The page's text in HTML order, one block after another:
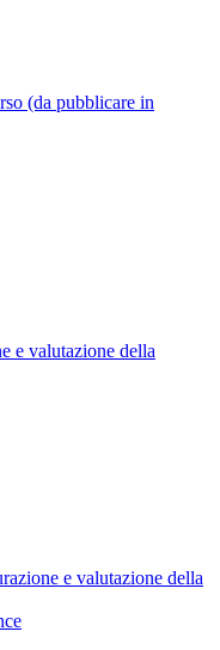
(da pubblicare in
e valutazione della
e valutazione della